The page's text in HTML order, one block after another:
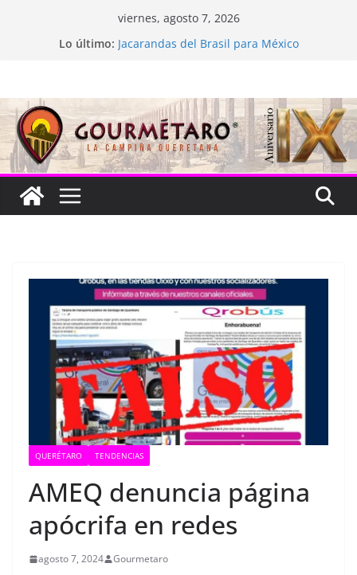
viernes, agosto 7, 2026
Lo último: La “plastinación” está de luto
Jacarandas del Brasil para México
Queretablues vuelve a latir
QUERÉTARO TENDENCIAS
AMEQ denuncia página
apócrifa en redes
agosto 7, 2024 Gourmetaro